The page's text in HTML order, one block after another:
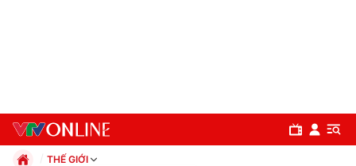
THẾ GIỚI